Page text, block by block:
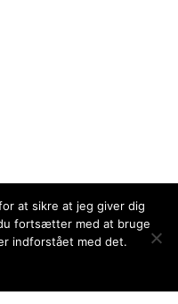
at sikre at jeg giver dig
fortsætter med at bruge
indforstået med det.